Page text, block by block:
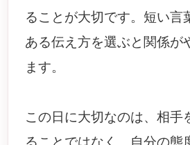
ることが大切です。短い言
ある伝え方を選ぶと関係が
ます。
この日に大切なのは、相手
ることではなく、自分の態